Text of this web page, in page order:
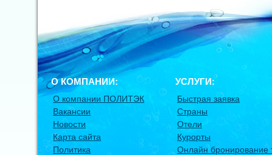
О КОМПАНИИ:
О компании ПОЛИТЭК
Вакансии
Новости
Карта сайта
Политика
УСЛУГИ:
Быстрая заявка
Страны
Отели
Курорты
Онлайн бронирование